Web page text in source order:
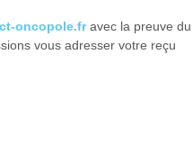
oncopole.fravec la preuve du
vous adresser votre reçu